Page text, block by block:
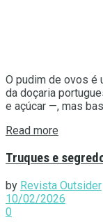
O pudim de ovos é
da doçaria
e açúcar —, mas
Read more
Truques e
by Revista Outsider
10/02/2026
0